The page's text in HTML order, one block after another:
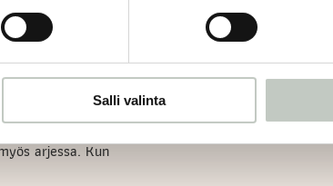
Salli valinta
päästä
mitä hitaampi
käsite alkaa
yin-joogassa 90
arjessa. Kun